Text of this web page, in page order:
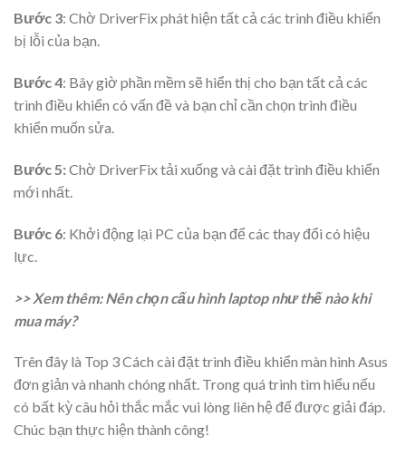
Bước 3: Chờ DriverFix phát hiện tất cả các trình điều khiển
bị lỗi của bạn.
Bước 4: Bây giờ phần mềm sẽ hiển thị cho bạn tất cả các
trình điều khiển có vấn đề và bạn chỉ cần chọn trình điều
khiển muốn sửa.
Bước 5:Chờ DriverFix tải xuống và cài đặt trình điều khiển
mới nhất.
Bước 6: Khởi động lại PC của bạn để các thay đổi có hiệu
lực.
>> Xem thêm: Nên chọn cấu hình laptop như thế nào khi
mua máy?
Trên đây là Top 3 Cách cài đặt trình điều khiển màn hình Asus
đơn giản và nhanh chóng nhất. Trong quá trình tìm hiểu nếu
có bất kỳ câu hỏi thắc mắc vui lòng liên hệ để được giải đáp.
Chúc bạn thực hiện thành công!